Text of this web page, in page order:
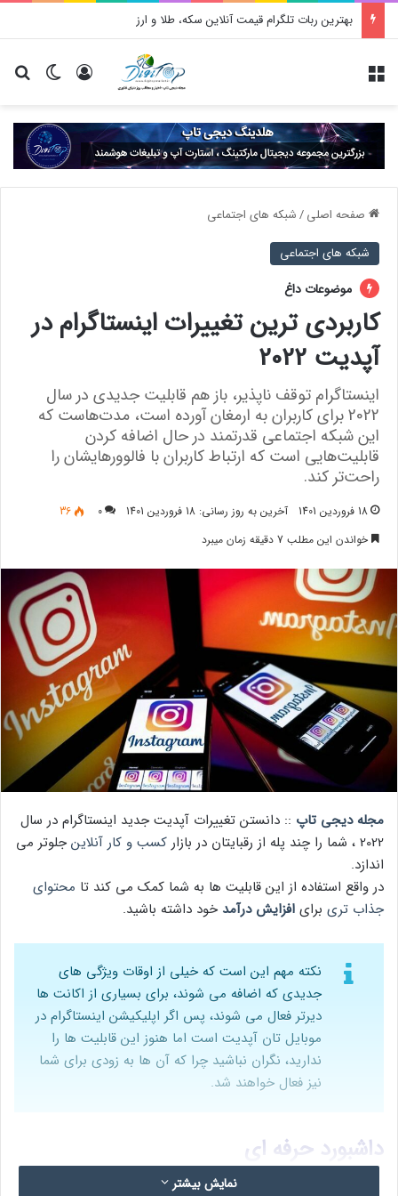
بهترین ربات تلگرام قیمت آنلاین سکه، طلا و ارز
تغییر ورود
صفحه اصلی/شبکه های اجتماعی
شبکه های اجتماعی
موضوعات داغ
کاربردی ترین تغییرات اینستاگرام در
آپدیت 2022
اینستاگرام توقف ناپذیر، باز هم قابلیت جدیدی در سال
2022 برای کاربران به ارمغان آورده است، مدت‌هاست که
این شبکه اجتماعی قدرتمند در حال اضافه کردن
قابلیت‌هایی است که ارتباط کاربران با فالوورهایشان را
راحت‌تر کند.
18 فروردین 1401 آخرین به روز رسانی: 18 فروردین 1401 0
36
خواندن این مطلب 7 دقیقه زمان میبرد
مجله دیجی تاپ :: دانستن تغییرات آپدیت جدید اینستاگرام در سال
2022 ، شما را چند پله از رقبایتان در بازار
کسب و کار آنلاین جلوتر می
اندازد.
در واقع استفاده از این قابلیت ها به شما کمک می کند تا محتوای
جذاب تری برای افزایش درآمد خود داشته باشید.
نکته مهم این است که خیلی از اوقات ویژگی های
جدیدی که اضافه می شوند، برای بسیاری از اکانت ها
دیرتر فعال می شوند، پس اگر اپلیکیشن اینستاگرام در
موبایل تان آپدیت است اما هنوز این قابلیت ها را
ندارید، نگران نباشید چرا که آن ها به زودی برای شما
نیز فعال خواهند شد.
داشبورد حرفه ای
طی آپدیت های اخیر، اینستاگرام بخشی را به عنوان پروفشنال
نمایش بیشتر